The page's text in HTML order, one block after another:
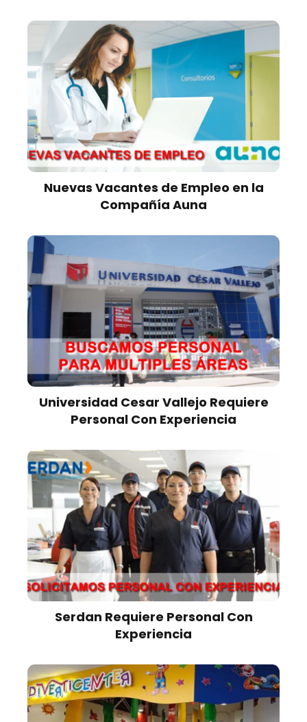
Nuevas Vacantes de Empleo en la
Compañía Auna
Universidad Cesar Vallejo Requiere
Personal Con Experiencia
Serdan Requiere Personal Con
Experiencia